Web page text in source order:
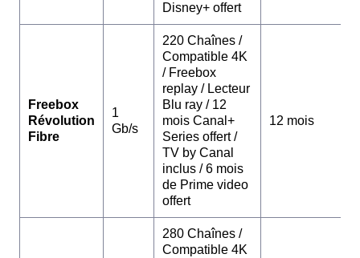
Disney+ offert
Freebox
Révolution
Fibre
1
Gb/s
220 Chaînes /
Compatible 4K
/ Freebox
replay / Lecteur
Blu ray / 12
mois Canal+
Series offert /
TV by Canal
inclus / 6 mois
de Prime video
offert
12 mois
280 Chaînes /
Compatible 4K